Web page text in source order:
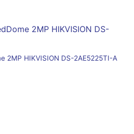
2MP HIKVISION DS-2AE5225TI-A